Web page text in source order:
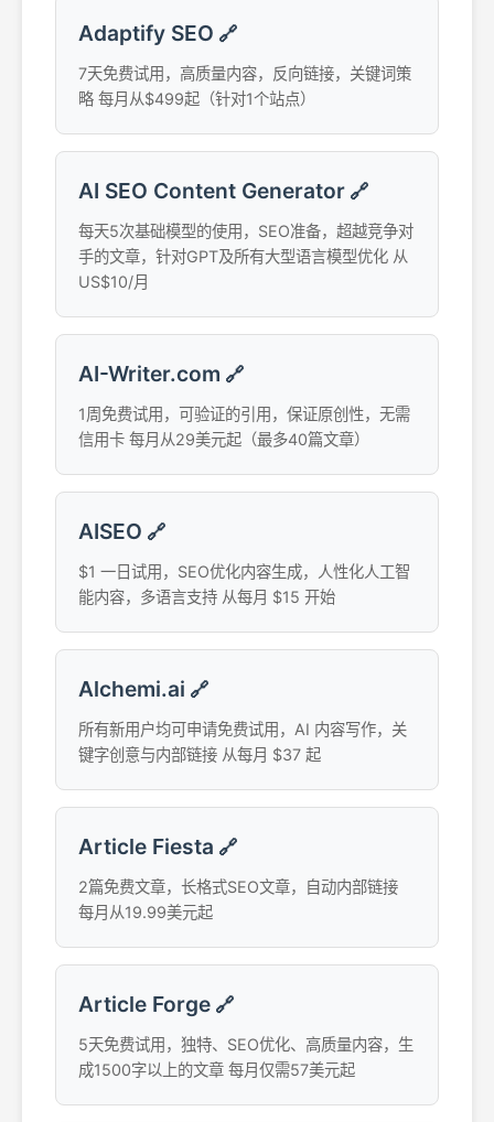
Adaptify SEO 🔗
7天免费试用，高质量内容，反向链接，关键词策
略 每月从$499起（针对1个站点）
AI SEO Content Generator 🔗
每天5次基础模型的使用，SEO准备，超越竞争对
手的文章，针对GPT及所有大型语言模型优化 从
US$10/月
AI-Writer.com 🔗
1周免费试用，可验证的引用，保证原创性，无需
信用卡 每月从29美元起（最多40篇文章）
AISEO 🔗
$1 一日试用，SEO优化内容生成，人性化人工智
能内容，多语言支持 从每月 $15 开始
Alchemi.ai 🔗
所有新用户均可申请免费试用，AI 内容写作，关
键字创意与内部链接 从每月 $37 起
Article Fiesta 🔗
2篇免费文章，长格式SEO文章，自动内部链接
每月从19.99美元起
Article Forge 🔗
5天免费试用，独特、SEO优化、高质量内容，生
成1500字以上的文章 每月仅需57美元起